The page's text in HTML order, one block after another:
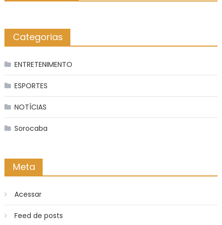
Categorias
ENTRETENIMENTO
ESPORTES
NOTÍCIAS
Sorocaba
Meta
Acessar
Feed de posts